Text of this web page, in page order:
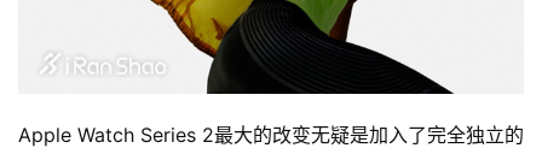
Apple Watch Series 2最大的改变无疑是加入了完全独立的